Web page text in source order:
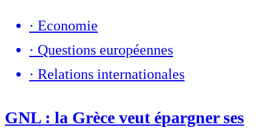
· Economie
· Questions européennes
· Relations internationales
GNL : la Grèce veut épargner ses